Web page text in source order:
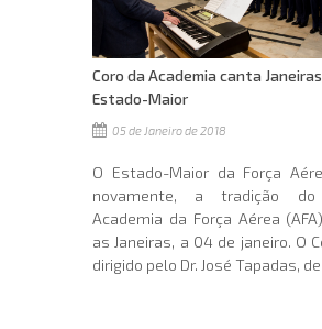
Coro da Academia canta
Estado-Maior
05 de Janeiro de 2018
O Estado-Maior da Força
novamente, a tradição
Academia da Força Aérea
as Janeiras, a 04 de janeiro. O
dirigido pelo Dr. José Tapadas,